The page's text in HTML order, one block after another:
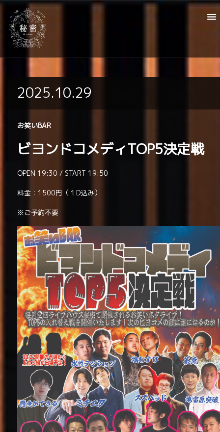
2025.10.29
お笑いBAR
ビヨンドコメディTOP5決定戦
OPEN 19:30 / START 19:50
料金：1500円（１D込み）
※ご予約不要